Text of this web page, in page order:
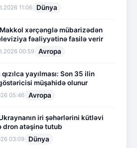
11:06 Dünya
xərçənglə mübarizədən
fəaliyyətinə fasilə verir
00:59 Avropa
yayılması: Son 35 ilin
müşahidə olunur
05:46 Avropa
iri şəhərlərini kütləvi
dron atəşinə tutub
03:09 Dünya